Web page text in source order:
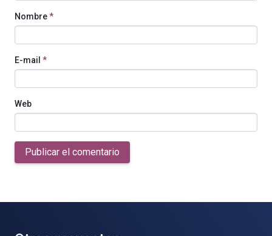
Nombre*
E-mail *
Web
Publicar el comentario